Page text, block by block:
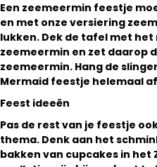
Een zeemeermin feestje
en met onze versiering
lukken. Dek de tafel met
zeemeermin en zet daarop
zeemeermin. Hang de
Mermaid feestje helemaal
Feest ideeën
Pas de rest van je feestje
thema. Denk aan het
bakken van cupcakes in het